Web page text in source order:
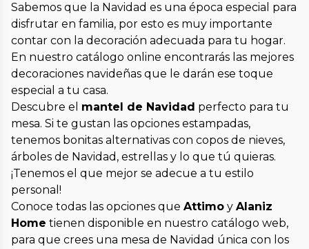
Sabemos que la Navidad es una época especial para
disfrutar en familia, por esto es muy importante
contar con la decoración adecuada para tu hogar.
En nuestro catálogo online encontrarás las mejores
decoraciones navideñas que le darán ese toque
especial a tu casa.
Descubre el mantel de Navidad perfecto para tu
mesa. Si te gustan las opciones estampadas,
tenemos bonitas alternativas con copos de nieves,
árboles de Navidad, estrellas y lo que tú quieras.
¡Tenemos el que mejor se adecue a tu estilo
personal!
Conoce todas las opciones que Attimo y Alaniz
Home tienen disponible en nuestro catálogo web,
para que crees una mesa de Navidad única con los